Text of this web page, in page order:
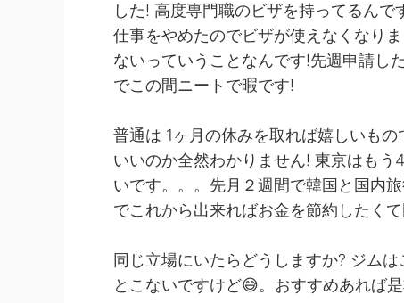
した! 高度専門職のビザを持ってるん
仕事をやめたのでビザが使えなくなり
ないっていうことなんです!先週申請し
でこの間ニートで暇です!
普通は 1ヶ月の休みを取れば嬉しいも
いいのか全然わかりません! 東京はも
いです。。。先月２週間で韓国と国内
でこれから出来ればお金を節約したく
同じ立場にいたらどうしますか? ジム
とこないですけど😅。おすすめあれば